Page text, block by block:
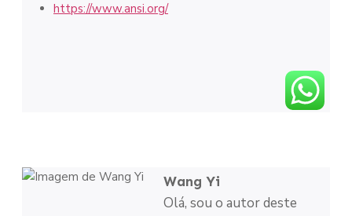
https://www.ansi.org/
Wang Yi
Olá, sou o autor deste